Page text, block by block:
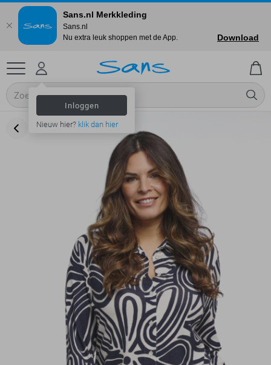
Inloggen
Nieuw hier? klik dan hier
Sans.nl Merkkleding
Sans.nl
Nu extra leuk shoppen met de App.
Download